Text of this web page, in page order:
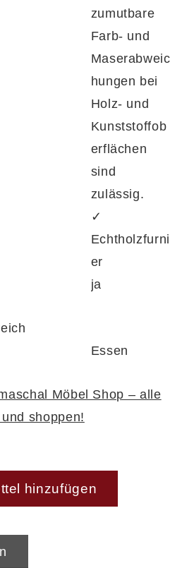
zumutbare
Farb- und
Maserabweic
hungen bei
Holz- und
Kunststoffob
erflächen
sind
zulässig.
✓
Echtholzfurni
er
ja
Essen
Möbel Shop – alle
shoppen!
hinzufügen